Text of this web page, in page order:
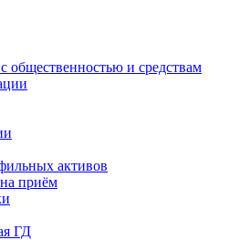
общественностью и средствам
активов
приём
ГД